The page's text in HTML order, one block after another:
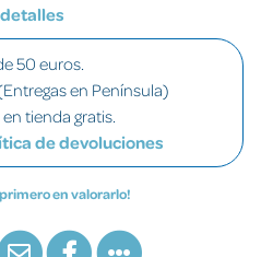
50 euros.
en Península)
tienda gratis.
de devoluciones
primero en valorarlo!